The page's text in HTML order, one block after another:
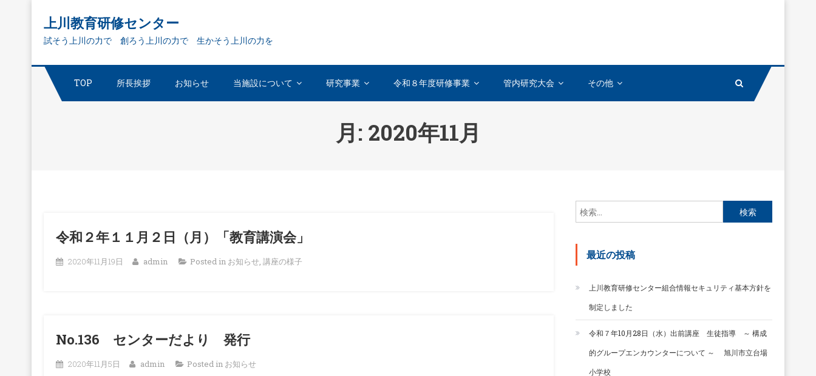
content
上川教育研修センター
試そう上川の力で 創ろう上川の力で 生かそう上川の力を
TOP 所長挨拶 お知らせ 当施設について 研究事業 令和８年度研修事業 管内研究大会 その他
月: 2020年11月
令和２年１１月２日（月）「教育講演会」
2020年11月19日 admin Posted in お知らせ, 講座の様子
No.136 センターだより 発行
2020年11月5日 admin Posted in お知らせ
索:
最近の投稿
上川教育研修センター組合情報セキュリティ基本方針を
制定しました
令和７年10月28日（水）出前講座 生徒指導 ～ 構成
的グループエンカウンターについて ～ 旭川市立台場
小学校